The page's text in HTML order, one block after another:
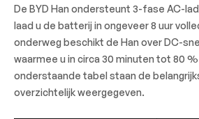
De BYD Han ondersteunt 3-fase AC-
laad u de batterij in ongeveer 8 uur
onderweg beschikt de Han over DC-
waarmee u in circa 30 minuten tot 80
onderstaande tabel staan de
overzichtelijk weergegeven.